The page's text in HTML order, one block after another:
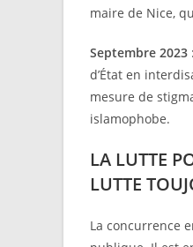
maire de Nice,
Septembre 2023
d’État en
mesure de
islamophobe.
LA LUTTE
LUTTE
La concurrence